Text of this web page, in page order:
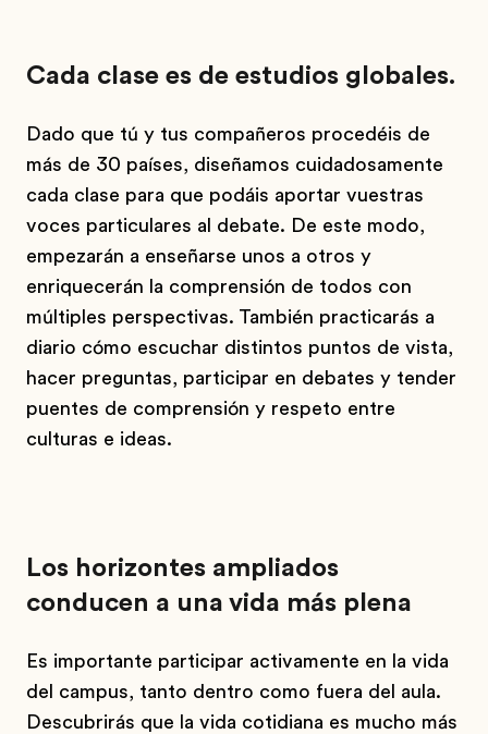
Cada clase es de estudios globales.
Dado que tú y tus compañeros procedéis de
más de 30 países, diseñamos cuidadosamente
cada clase para que podáis aportar vuestras
voces particulares al debate. De este modo,
empezarán a enseñarse unos a otros y
enriquecerán la comprensión de todos con
múltiples perspectivas. También practicarás a
diario cómo escuchar distintos puntos de vista,
hacer preguntas, participar en debates y tender
puentes de comprensión y respeto entre
culturas e ideas.
Los horizontes ampliados
conducen a una vida más plena
Es importante participar activamente en la vida
del campus, tanto dentro como fuera del aula.
Descubrirás que la vida cotidiana es mucho más